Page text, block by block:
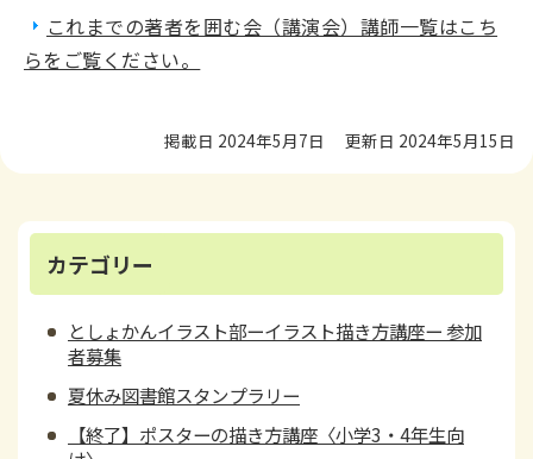
これまでの著者を囲む会（講演会）講師一覧はこち
らをご覧ください。
掲載日 2024年5月7日 更新日 2024年5月15日
カテゴリー
としょかんイラスト部ーイラスト描き方講座ー 参加
者募集
夏休み図書館スタンプラリー
【終了】ポスターの描き方講座〈小学3・4年生向